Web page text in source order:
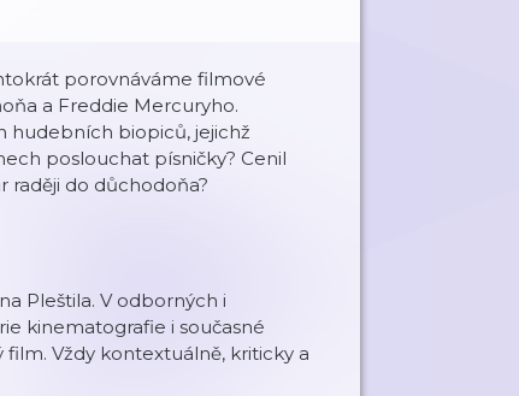
porovnáváme filmové
a Freddie Mercuryho.
hudebních biopiců, jejichž
poslouchat písničky? Cenil
raději do důchodoňa?
Pleštila. V odborných i
kinematografie i současné
Vždy kontextuálně, kriticky a